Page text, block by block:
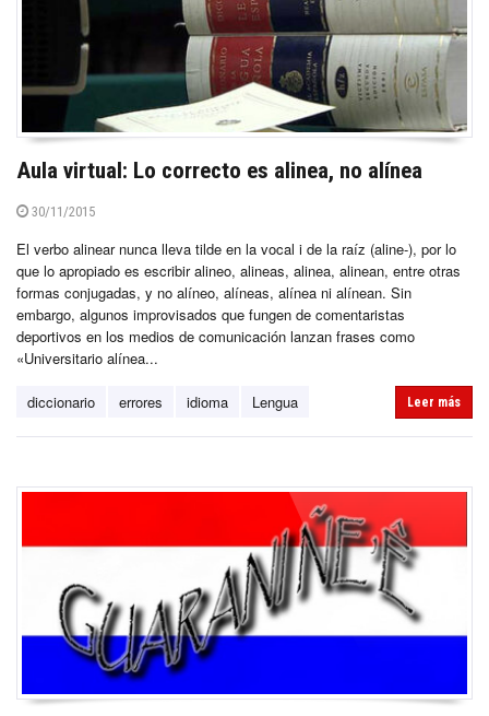
Aula virtual: Lo correcto es alinea, no alínea
30/11/2015
El verbo alinear nunca lleva tilde en la vocal i de la raíz (aline-), por lo
que lo apropiado es escribir alineo, alineas, alinea, alinean, entre otras
formas conjugadas, y no alíneo, alíneas, alínea ni alínean. Sin
embargo, algunos improvisados que fungen de comentaristas
deportivos en los medios de comunicación lanzan frases como
«Universitario alínea...
diccionario errores idioma Lengua Leer más